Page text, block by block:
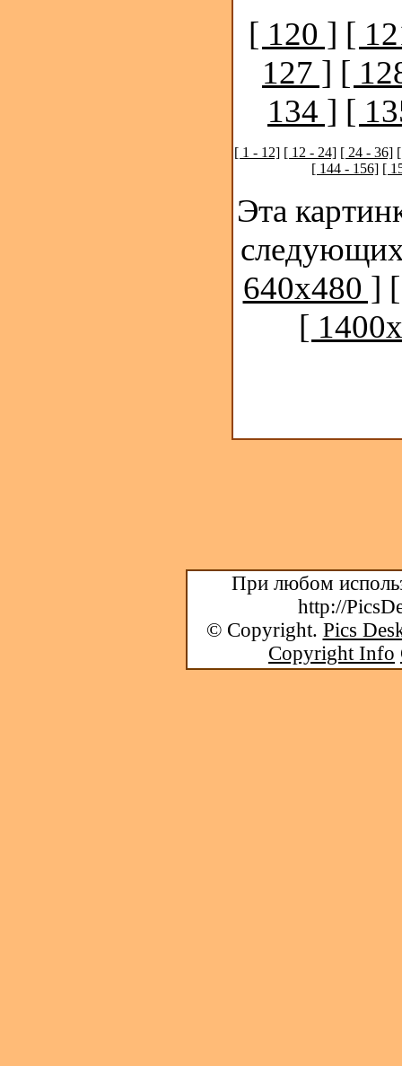
[ 120 ] [
127 ] [
134 ] [
[ 1 - 12] [ 12 - 24] [ 24 - 36]
[ 144 - 156] [
Эта
640x480 ]
[
При любом
http://
© Copyright. Pics
Copyright Info